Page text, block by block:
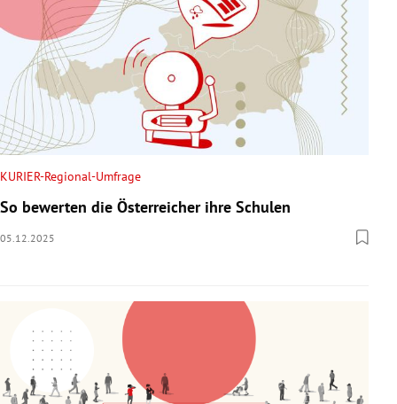
KURIER-Regional-Umfrage
So bewerten die Österreicher ihre Schulen
05.12.2025